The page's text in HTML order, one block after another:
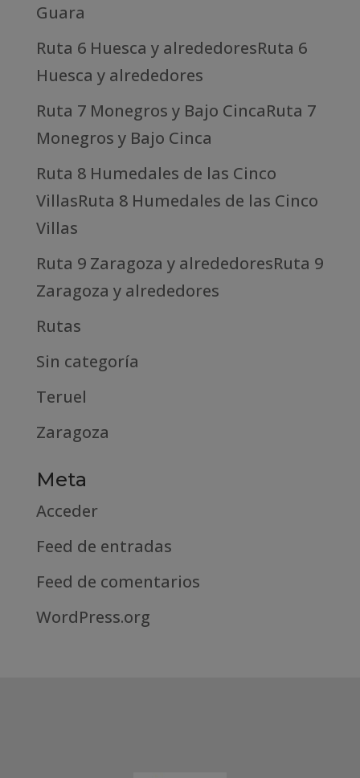
Guara
Ruta 6 Huesca y alrededoresRuta 6
Huesca y alrededores
Ruta 7 Monegros y Bajo CincaRuta 7
Monegros y Bajo Cinca
Ruta 8 Humedales de las Cinco
VillasRuta 8 Humedales de las Cinco
Villas
Ruta 9 Zaragoza y alrededoresRuta 9
Zaragoza y alrededores
Rutas
Sin categoría
Teruel
Zaragoza
Meta
Acceder
Feed de entradas
Feed de comentarios
WordPress.org